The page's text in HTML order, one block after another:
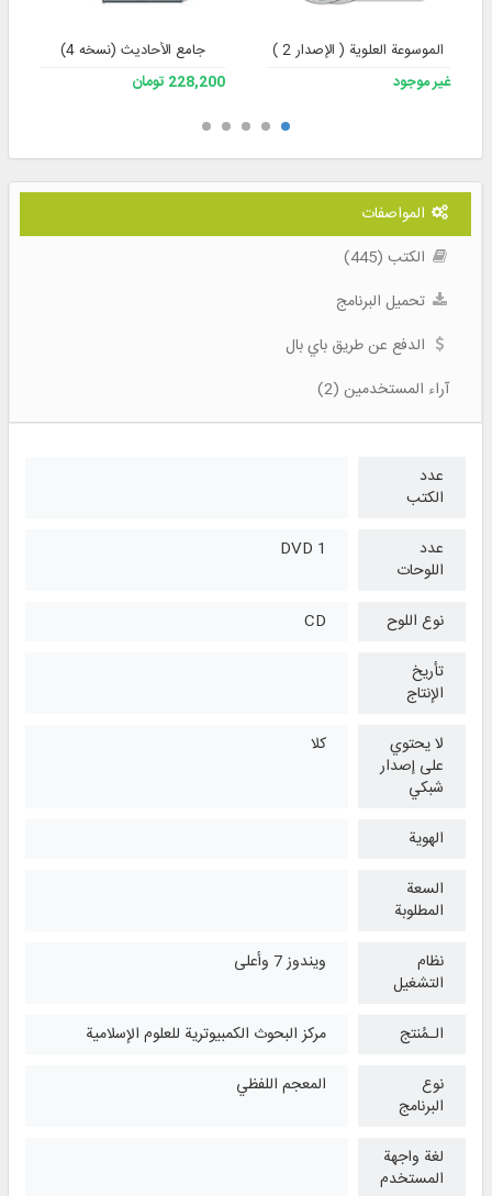
الموسوعة العلوية ( الإصدار 2 )
غير موجود
جامع الأحادیث (نسخه 4)
228,200 تومان
المواصفات
الكتب (445)
تحميل البرنامج
الدفع عن طريق باي بال
آراء المستخدمين (2)
عدد
الكتب
عدد
اللوحات
1 DVD
نوع اللوح
CD
تأريخ
الإنتاج
لا يحتوي
على إصدار
شبكي
كلا
الهوية
السعة
المطلوبة
نظام
التشغیل
ويندوز 7 وأعلی
الـمُنتج
مركز البحوث الكمبيوترية للعلوم الإسلامية
نوع
البرنامج
المعجم اللفظي
لغة واجهة
المستخدم